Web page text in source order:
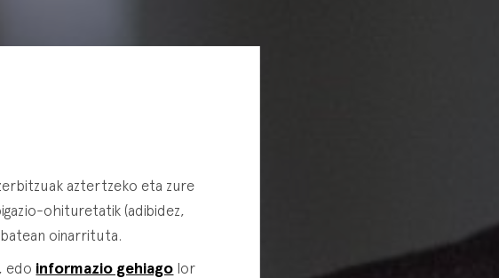
aztertzeko eta zure
ohituretatik (adibidez,
oinarrituta.
edo informazio gehiago lor